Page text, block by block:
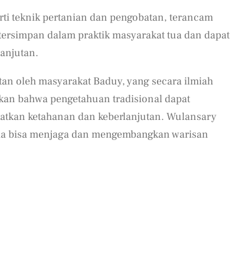
teknik pertanian dan pengobatan, terancam
dalam praktik masyarakat tua dan dapat
oleh masyarakat Baduy, yang secara ilmiah
bahwa pengetahuan tradisional dapat
ketahanan dan keberlanjutan. Wulansary
bisa menjaga dan mengembangkan warisan